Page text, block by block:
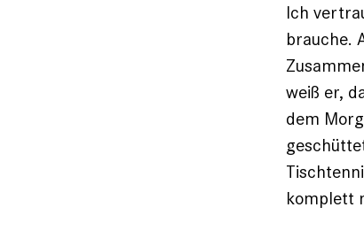
Ich
brauche.
weiß er,
dem
komplett